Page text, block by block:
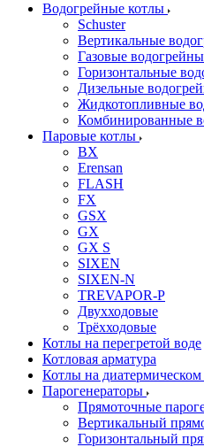
Водогрейные котлы
Schuster
Вертикальные
Газовые
Горизонтальные
Дизельные
Жидкотопливные
Комбинированные
Паровые котлы
BX
Erensan
FLASH
FX
GSX
GX
GX S
SIXEN
SIXEN-N
TREVAPOR-P
Двухходовые
Трёхходовые
Котлы на перегретой воде
Котловая арматура
Котлы на диатермическом
Парогенераторы
Прямоточные
Вертикальный
Горизонтальный